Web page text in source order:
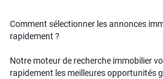
Comment sélectionner les annonces
rapidement ?
Notre moteur de recherche immobilier
rapidement les meilleures opportunités